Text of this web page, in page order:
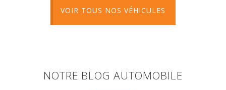
VOIR TOUS NOS VÉHICULES
NOTRE BLOG AUTOMOBILE